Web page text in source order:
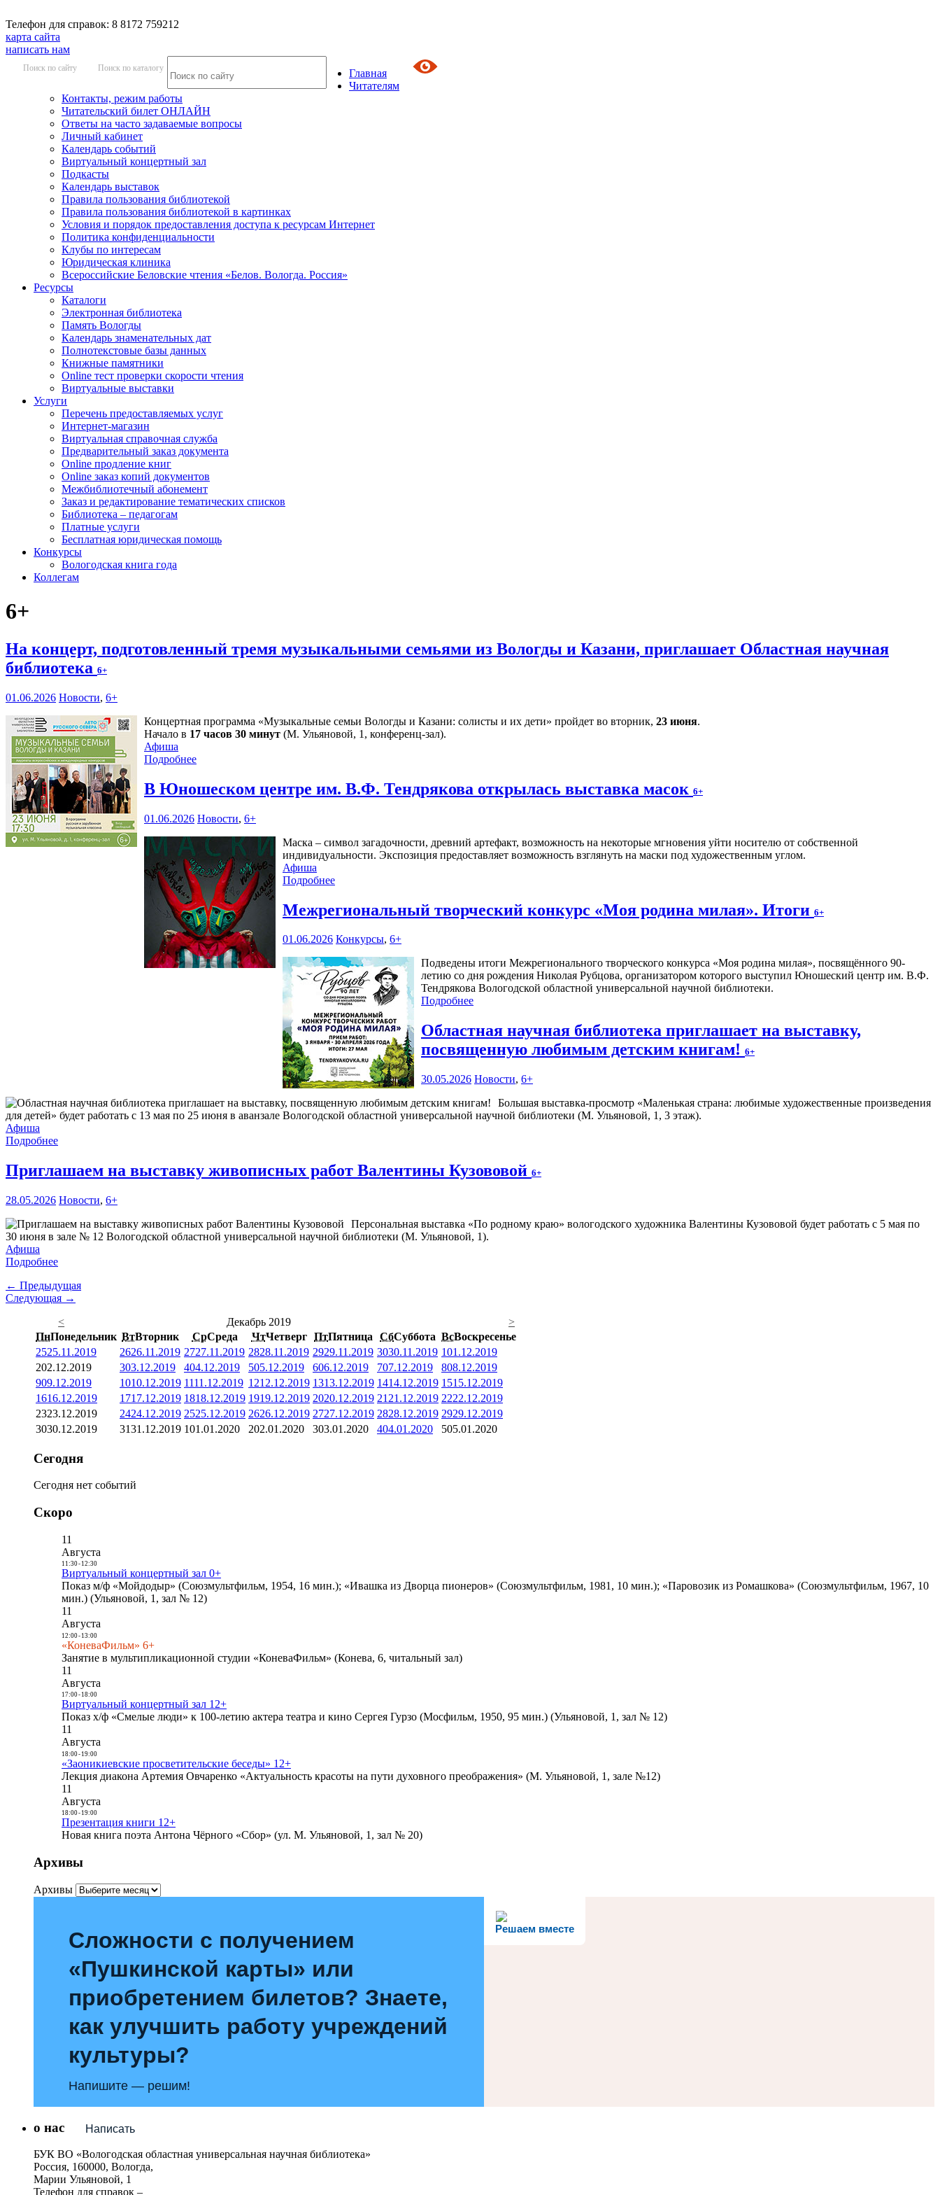
Телефон для справок: 8 8172 759212
карта сайта
написать нам
Поиск по сайту Поиск по каталогу
Главная
Читателям
Контакты, режим работы
Читательский билет ОНЛАЙН
Ответы на часто задаваемые вопросы
Личный кабинет
Календарь событий
Виртуальный концертный зал
Подкасты
Календарь выставок
Правила пользования библиотекой
Правила пользования библиотекой в картинках
Условия и порядок предоставления доступа к ресурсам Интернет
Политика конфиденциальности
Клубы по интересам
Юридическая клиника
Всероссийские Беловские чтения «Белов. Вологда. Россия»
Ресурсы
Каталоги
Электронная библиотека
Память Вологды
Календарь знаменательных дат
Полнотекстовые базы данных
Книжные памятники
Online тест проверки скорости чтения
Виртуальные выставки
Услуги
Перечень предоставляемых услуг
Интернет-магазин
Виртуальная справочная служба
Предварительный заказ документа
Online продление книг
Online заказ копий документов
Межбиблиотечный абонемент
Заказ и редактирование тематических списков
Библиотека – педагогам
Платные услуги
Бесплатная юридическая помощь
Конкурсы
Вологодская книга года
Коллегам
6+
На концерт, подготовленный тремя музыкальными семьями из Вологды и Казани, приглашает Областная научная
библиотека 6+
01.06.2026 Новости, 6+
Концертная программа «Музыкальные семьи Вологды и Казани: солисты и их дети» пройдет во вторник, 23 июня.
Начало в 17 часов 30 минут (М. Ульяновой, 1, конференц-зал).
Афиша
Подробнее
В Юношеском центре им. В.Ф. Тендрякова открылась выставка масок 6+
01.06.2026 Новости, 6+
Маска – символ загадочности, древний артефакт, возможность на некоторые мгновения уйти носителю от собственной
индивидуальности. Экспозиция предоставляет возможность взглянуть на маски под художественным углом.
Афиша
Подробнее
Межрегиональный творческий конкурс «Моя родина милая». Итоги 6+
01.06.2026 Конкурсы, 6+
Подведены итоги Межрегионального творческого конкурса «Моя родина милая», посвящённого 90-
летию со дня рождения Николая Рубцова, организатором которого выступил Юношеский центр им. В.Ф.
Тендрякова Вологодской областной универсальной научной библиотеки.
Подробнее
Областная научная библиотека приглашает на выставку,
посвященную любимым детским книгам! 6+
30.05.2026 Новости, 6+
Большая выставка-просмотр «Маленькая страна: любимые художественные произведения
для детей» будет работать с 13 мая по 25 июня в аванзале Вологодской областной универсальной научной библиотеки (М. Ульяновой, 1, 3 этаж).
Афиша
Подробнее
Приглашаем на выставку живописных работ Валентины Кузововой 6+
28.05.2026 Новости, 6+
Персональная выставка «По родному краю» вологодского художника Валентины Кузововой будет работать с 5 мая по
30 июня в зале № 12 Вологодской областной универсальной научной библиотеки (М. Ульяновой, 1).
Афиша
Подробнее
← Предыдущая
Следующая →
<
Декабрь 2019
>
ПнПонедельник ВтВторник СрСреда ЧтЧетверг ПтПятница СбСуббота ВсВоскресенье
2525.11.2019 2626.11.2019 2727.11.2019 2828.11.2019 2929.11.2019 3030.11.2019 101.12.2019
202.12.2019 303.12.2019 404.12.2019 505.12.2019 606.12.2019 707.12.2019 808.12.2019
909.12.2019 1010.12.2019 1111.12.2019 1212.12.2019 1313.12.2019 1414.12.2019 1515.12.2019
1616.12.2019 1717.12.2019 1818.12.2019 1919.12.2019 2020.12.2019 21 21.12.2019 2222.12.2019
2323.12.2019 2424.12.2019 2525.12.2019 2626.12.2019 2727.12.2019 2828.12.2019 2929.12.2019
3030.12.2019 3131.12.2019 101.01.2020 202.01.2020 303.01.2020 404.01.2020 505.01.2020
Сегодня
Сегодня нет событий
Скоро
11
Августа
11:30- 12:30
Виртуальный концертный зал 0+
Показ м/ф «Мойдодыр» (Союзмультфильм, 1954, 16 мин.); «Ивашка из Дворца пионеров» (Союзмультфильм, 1981, 10 мин.); «Паровозик из Ромашкова» (Союзмультфильм, 1967, 10
мин.) (Ульяновой, 1, зал № 12)
11
Августа
12:00- 13:00
«КоневаФильм» 6+
Занятие в мультипликационной студии «КоневаФильм» (Конева, 6, читальный зал)
11
Августа
17:00- 18:00
Виртуальный концертный зал 12+
Показ х/ф «Смелые люди» к 100-летию актера театра и кино Сергея Гурзо (Мосфильм, 1950, 95 мин.) (Ульяновой, 1, зал № 12)
11
Августа
18:00- 19:00
«Заоникиевские просветительские беседы» 12+
Лекция диакона Артемия Овчаренко «Актуальность красоты на пути духовного преображения» (М. Ульяновой, 1, зале №12)
11
Августа
18:00- 19:00
Презентация книги 12+
Новая книга поэта Антона Чёрного «Сбор» (ул. М. Ульяновой, 1, зал № 20)
Архивы
Архивы
Решаем вместе
Сложности с получением
«Пушкинской карты» или
приобретением билетов? Знаете,
как улучшить работу учреждений
культуры?
Напишите — решим!
Написать
о нас
БУК ВО «Вологодская областная универсальная научная библиотека»
Россия, 160000, Вологда,
Марии Ульяновой, 1
Телефон для справок –